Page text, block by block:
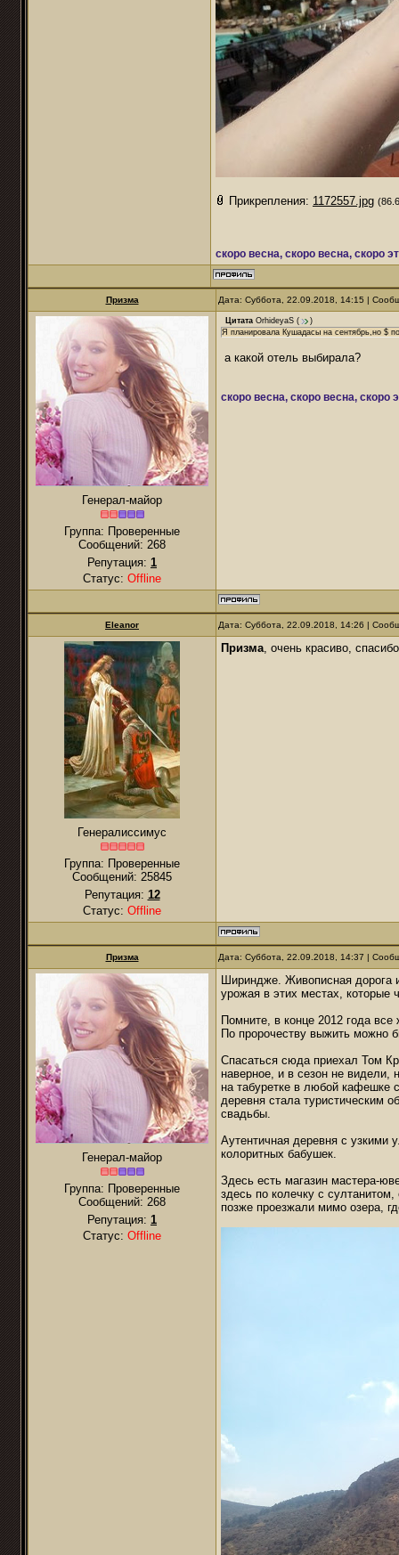
Прикрепления: 1172557.jpg
скоро весна, скоро весна, скоро
Призма Дата: Суббота, 22.09.2018, 14:15 |
Генерал-майор
Группа: Проверенные
Сообщений: 268
Репутация: 1
Статус: Offline
Цитата OrhideyaS (
)
Я планировала Кушадасы на сентябрь,но $
а какой отель выбирала?
скоро весна, скоро весна, скоро
Eleanor Дата: Суббота, 22.09.2018, 14:26 |
Генералиссимус
Группа: Проверенные
Сообщений: 25845
Репутация: 12
Статус: Offline
Призма, очень красиво,
Призма Дата: Суббота, 22.09.2018, 14:37 |
Генерал-майор
Группа: Проверенные
Сообщений: 268
Репутация: 1
Статус: Offline
Шириндже. Живописная дорога
урожая в этих местах, которые
Помните, в конце 2012 года
По пророчеству выжить можно
Спасаться сюда приехал Том
наверное, и в сезон не видели,
на табуретке в любой кафешке
деревня стала туристическим
свадьбы.
Аутентичная деревня с узкими
колоритных бабушек.
Здесь есть магазин мастера-
здесь по колечку с
позже проезжали мимо озера,